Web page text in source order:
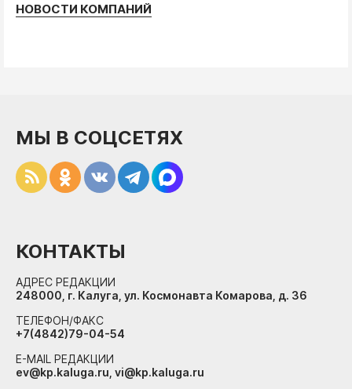
НОВОСТИ КОМПАНИЙ
МЫ В СОЦСЕТЯХ
КОНТАКТЫ
АДРЕС РЕДАКЦИИ
248000, г. Калуга, ул. Космонавта Комарова, д. 36
ТЕЛЕФОН/ФАКС
+7(4842)79-04-54
E-MAIL РЕДАКЦИИ
ev@kp.kaluga.ru, vi@kp.kaluga.ru